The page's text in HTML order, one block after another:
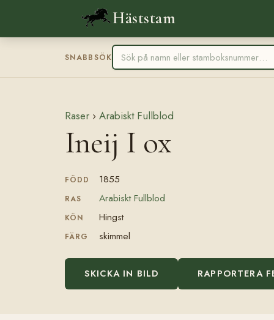
Häststam
SNABBSÖK
Raser › Arabiskt Fullblod
Ineij I ox
FÖDD 1855
RAS Arabiskt Fullblod
KÖN Hingst
FÄRG skimmel
SKICKA IN BILD RAPPORTERA